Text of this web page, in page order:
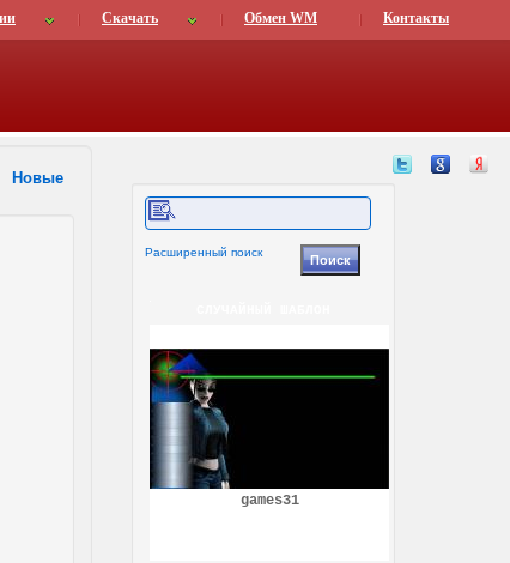
Скачать Обмен WM Контакты
Новые
Расширенный поиск
games31